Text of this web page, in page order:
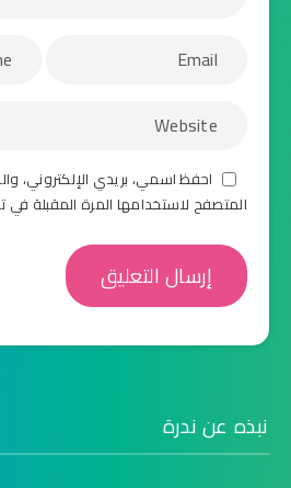
احفظ اسمي، بريدي الإلكتروني،
المتصفح لاستخدامها المرة المقبلة في
نبذه عن ندرة